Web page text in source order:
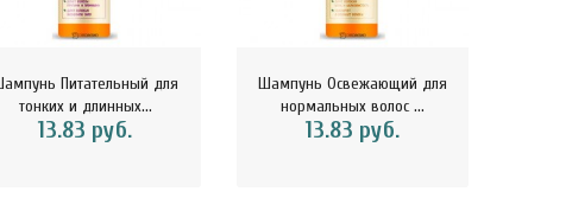
Питательный для
тонких и длинных...
13.83 руб.
Шампунь Освежающий для
нормальных волос ...
13.83 руб.